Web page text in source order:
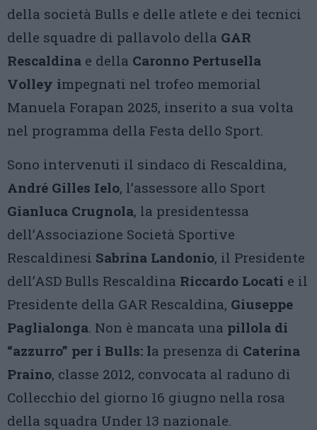
della società Bulls e delle atlete e dei tecnici
delle squadre di pallavolo della GAR
Rescaldina e della Caronno Pertusella
Volley impegnati nel trofeo memorial
Manuela Forapan 2025, inserito a sua volta
nel programma della Festa dello Sport.
Sono intervenuti il sindaco di Rescaldina,
André Gilles Ielo, l’assessore allo Sport
Gianluca Crugnola, la presidentessa
dell’Associazione Società Sportive
Rescaldinesi Sabrina Landonio, il Presidente
dell’ASD Bulls Rescaldina Riccardo Locati e il
Presidente della GAR Rescaldina, Giuseppe
Paglialonga. Non è mancata una pillola di
“azzurro” per i Bulls: la presenza di Caterina
Praino, classe 2012, convocata al raduno di
Collecchio del giorno 16 giugno nella rosa
della squadra Under 13 nazionale.